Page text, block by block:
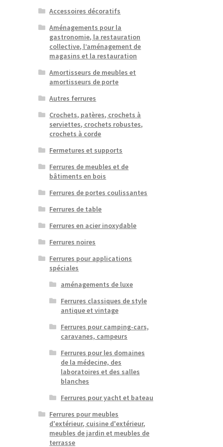
Accessoires décoratifs
Aménagements pour la
gastronomie, la restauration
collective, l’aménagement de
magasins et la restauration
Amortisseurs de meubles et
amortisseurs de porte
Autres ferrures
Crochets, patères, crochets à
serviettes, crochets robustes,
crochets à corde
Fermetures et supports
Ferrures de meubles et de
bâtiments en bois
Ferrures de portes coulissantes
Ferrures de table
Ferrures en acier inoxydable
Ferrures noires
Ferrures pour applications
spéciales
aménagements de luxe
Ferrures classiques de style
antique et vintage
Ferrures pour camping-cars,
caravanes, campeurs
Ferrures pour les domaines
de la médecine, des
laboratoires et des salles
blanches
Ferrures pour yacht et bateau
Ferrures pour meubles
d'extérieur, cuisine d'extérieur,
meubles de jardin et meubles de
terrasse